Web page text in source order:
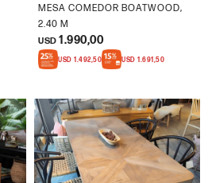
MESA COMEDOR BOATWOOD,
2.40 M
USD 1.990,00
USD 1.492,50 USD 1.691,50